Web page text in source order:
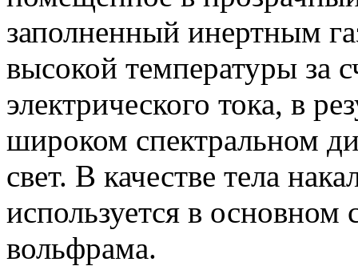
заполненный инертным
высокой температуры за
электрического тока, в
широком спектральном
свет. В качестве тела
используется в основном
вольфрама.